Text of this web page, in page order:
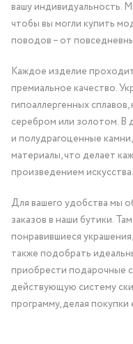
вашу индивидуальность.
чтобы вы могли купить
поводов – от
Каждое изделие
премиальное качество.
гипоаллергенных
серебром или золотом. В
и полудрагоценные
материалы, что делает
произведением искусства.
Для вашего удобства мы
заказов в наши бутики.
понравившиеся
также подобрать
приобрести подарочные
действующую систему
программу, делая